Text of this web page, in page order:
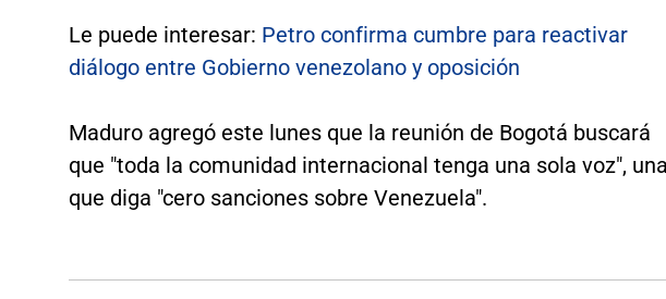
Le puede interesar: Petro confirma cumbre para reactivar
diálogo entre Gobierno venezolano y oposición
Maduro agregó este lunes que la reunión de Bogotá buscará
que "toda la comunidad internacional tenga una sola voz",
que diga "cero sanciones sobre Venezuela".